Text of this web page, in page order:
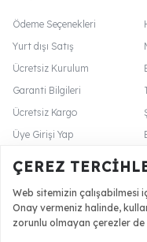
Ödeme Seçenekleri
Yurt dışı Satış
Ücretsiz Kurulum
Garanti Bilgileri
Ücretsiz Kargo
Üye Girişi Yap
Mimari Hizmet
İade Politikası
ÇEREZ
Web sitemizin çalışabilmesi
Onay vermeniz halinde,
zorunlu olmayan çerezler de